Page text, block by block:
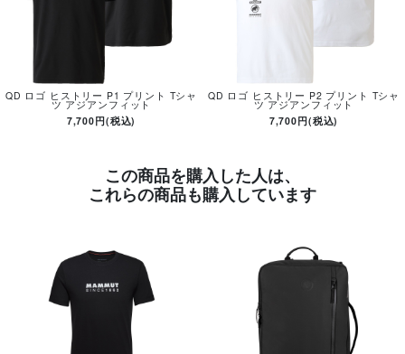
QD ロゴ ヒストリー P1 プリント Tシャ
ツ アジアンフィット
7,700円(税込)
QD ロゴ ヒストリー P2 プリント Tシャ
ツ アジアンフィット
7,700円(税込)
この商品を購入した人は、
これらの商品も購入しています